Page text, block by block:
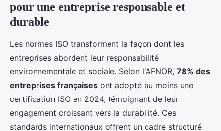
pour une entreprise responsable et
durable
Les normes ISO transforment la façon dont les
entreprises abordent leur responsabilité
environnementale et sociale. Selon l'AFNOR, 78% des
entreprises françaises ont adopté au moins une
certification ISO en 2024, témoignant de leur
engagement croissant vers la durabilité. Ces
standards internationaux offrent un cadre structuré